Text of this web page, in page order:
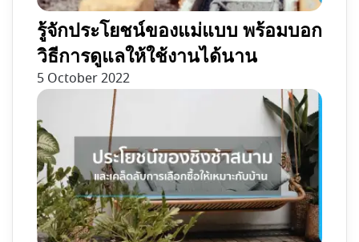
รู้จักประโยชน์ของแม่แบบ พร้อมบอก
วิธีการดูแลให้ใช้งานได้นาน
5 October 2022